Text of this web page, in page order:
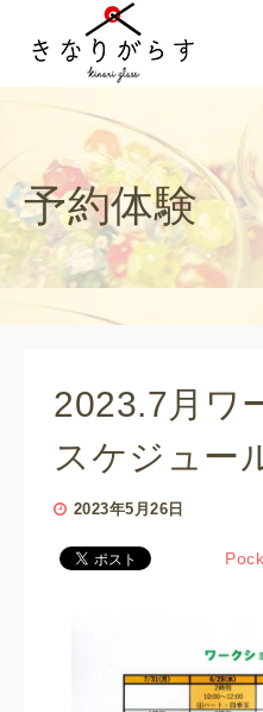
予約体験
2023.7月ワ
スケジュー
2023年5月26日